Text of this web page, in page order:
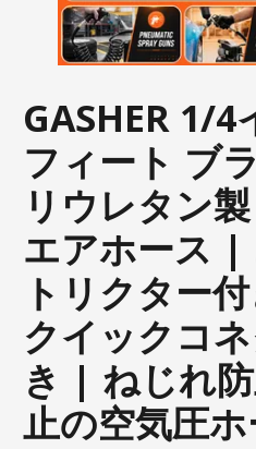
GASHER 1/4
フィート ブ
リウレタン
エアホース |
トリクター
クイックコ
き | ねじれ
止の空気圧ホ